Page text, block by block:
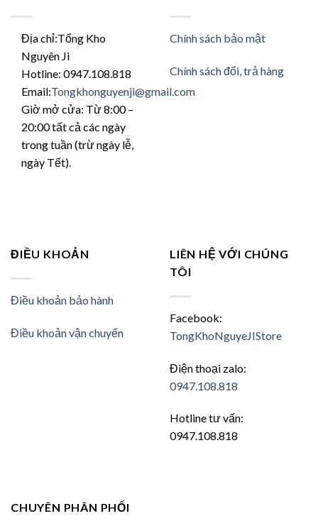
được
trang
sản
phẩm
Địa chỉ:Tổng Kho
Nguyên Ji
Hotline: 0947.108.818
Email:Tongkhonguyenji@gmail.com
Giờ mở cửa: Từ 8:00 –
20:00 tất cả các ngày
trong tuần (trừ ngày lễ,
ngày Tết).
Chính sách bảo mật
Chính sách đổi, trả hàng
ĐIỀU KHOẢN
Điều khoản bảo hành
Điều khoản vận chuyển
LIÊN HỆ VỚI CHÚNG
TÔI
Facebook:
TongKhoNguyeJIStore
Điện thoại zalo:
0947.108.818
Hotline tư vấn:
0947.108.818
CHUYÊN PHÂN PHỐI